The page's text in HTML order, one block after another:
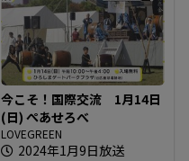
今こそ！国際交流 1月14日
(日) ぺあせろべ
LOVEGREEN
2024年1月9日放送